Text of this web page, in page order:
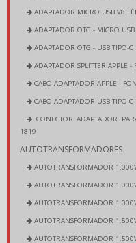
ADAPTADOR MICRO USB V8
ADAPTADOR OTG - MICRO
ADAPTADOR OTG - USB TIPO-
ADAPTADOR SPLITTER APPLE
CABO ADAPTADOR APPLE -
CABO ADAPTADOR USB TIPO-
CONECTOR ADAPTADOR
1819
AUTOTRANSFORMADORES
AUTOTRANSFORMADOR
AUTOTRANSFORMADOR
AUTOTRANSFORMADOR
AUTOTRANSFORMADOR
AUTOTRANSFORMADOR